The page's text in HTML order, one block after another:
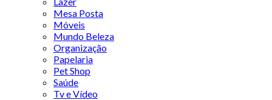
Mesa Posta
Móveis
Mundo Beleza
Organização
Papelaria
Pet Shop
Saúde
Tv e Vídeo